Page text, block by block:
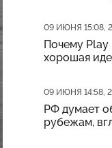
Дата
09 ИЮНЯ 15:08,
Почему Play
хорошая
Дата
09 ИЮНЯ 14:58,
РФ думает
рубежам,